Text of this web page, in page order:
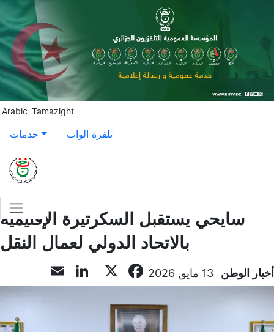
Aller au contenu principal
Arabic Tamazight
خدمات تلفزة الواب
سايحي يستقبل السكرتيرة الإقليمية
بالاتحاد الدولي لعمال النقل
أخبار الوطن 13 مايو, 2026 Facebook